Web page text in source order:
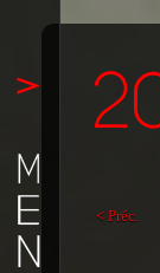
< Préc.